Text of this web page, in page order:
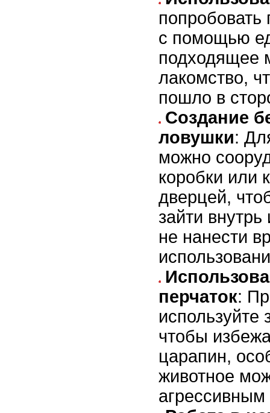
попробовать
с помощью
подходящее
лакомство,
пошло в
Создание
ловушки:
можно
коробки или
дверцей,
зайти
не нанести
перчаток:
используйте
чтобы
царапин,
животное